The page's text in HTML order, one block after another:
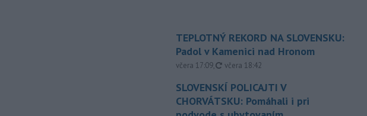
TEPLOTNÝ REKORD NA SLOVENSKU:
Padol v Kamenici nad Hronom
včera 17:09, aktualizované
včera 18:42
SLOVENSKÍ POLICAJTI V
CHORVÁTSKU: Pomáhali i pri